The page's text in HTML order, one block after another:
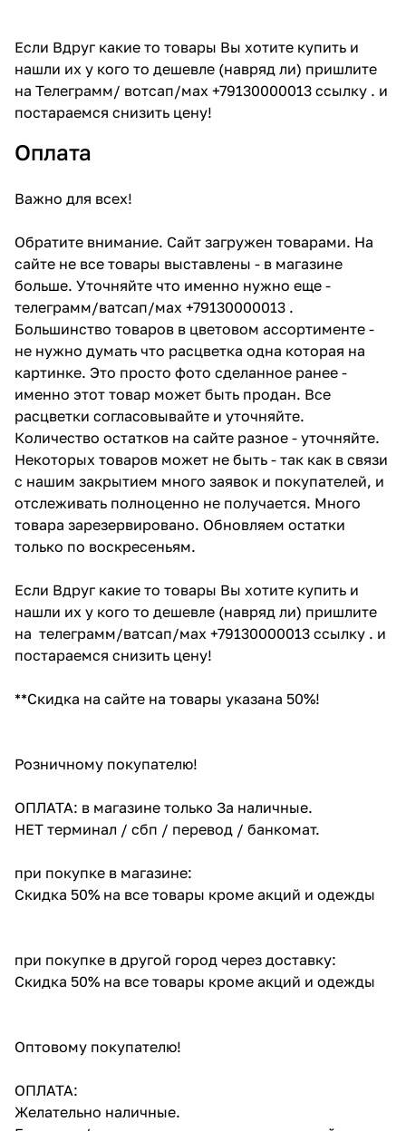
Если Вдруг какие то товары Вы хотите купить и
нашли их у кого то дешевле (навряд ли) пришлите
на Телеграмм/ вотсап/мах +79130000013 ссылку . и
постараемся снизить цену!
Оплата
Важно для всех!
Обратите внимание. Сайт загружен товарами. На
сайте не все товары выставлены - в магазине
больше. Уточняйте что именно нужно еще -
телеграмм/ватсап/мах +79130000013 .
Большинство товаров в цветовом ассортименте -
не нужно думать что расцветка одна которая на
картинке. Это просто фото сделанное ранее -
именно этот товар может быть продан. Все
расцветки согласовывайте и уточняйте.
Количество остатков на сайте разное - уточняйте.
Некоторых товаров может не быть - так как в связи
с нашим закрытием много заявок и покупателей, и
отслеживать полноценно не получается. Много
товара зарезервировано. Обновляем остатки
только по воскресеньям.
Если Вдруг какие то товары Вы хотите купить и
нашли их у кого то дешевле (навряд ли) пришлите
на телеграмм/ватсап/мах +79130000013 ссылку . и
постараемся снизить цену!
**Скидка на сайте на товары указана 50%!
Розничному покупателю!
ОПЛАТА: в магазине только За наличные.
НЕТ терминал / сбп / перевод / банкомат.
при покупке в магазине:
Скидка 50% на все товары кроме акций и одежды
при покупке в другой город через доставку:
Скидка 50% на все товары кроме акций и одежды
Оптовому покупателю!
ОПЛАТА:
Желательно наличные.